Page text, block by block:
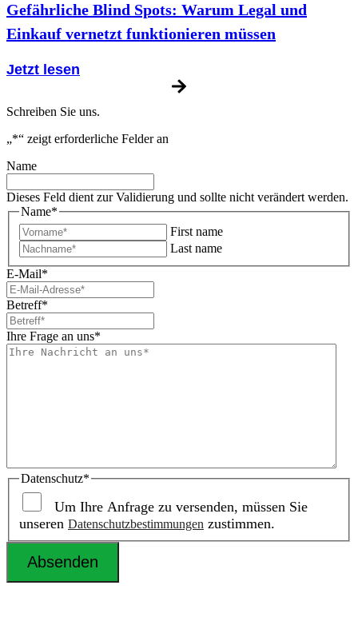
Gefährliche Blind Spots: Warum Legal und
Einkauf vernetzt funktionieren müssen
Jetzt lesen
Schreiben Sie uns.
„*“ zeigt erforderliche Felder an
Name
Dieses Feld dient zur Validierung und sollte nicht verändert werden.
Name*
First name
Last name
E-Mail*
Betreff*
Ihre Frage an uns*
Datenschutz*
Um Ihre Anfrage zu versenden, müssen Sie
unseren Datenschutzbestimmungen zustimmen.